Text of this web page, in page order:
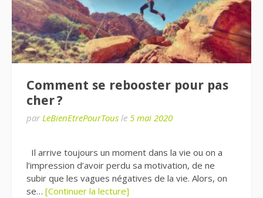
Comment se rebooster pour pas
cher ?
par LeBienEtrePourTous le 5 mai 2020
Il arrive toujours un moment dans la vie ou on a
l’impression d’avoir perdu sa motivation, de ne
subir que les vagues négatives de la vie. Alors, on
se… [Continuer la lecture]